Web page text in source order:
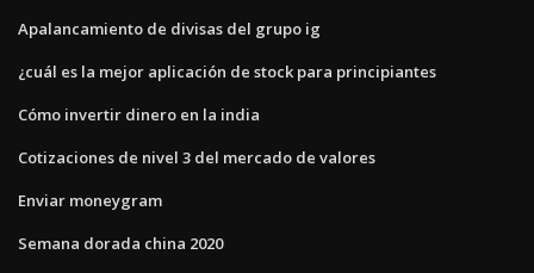
Apalancamiento de divisas del grupo ig
¿cuál es la mejor aplicación de stock para principiantes
Cómo invertir dinero en la india
Cotizaciones de nivel 3 del mercado de valores
Enviar moneygram
Semana dorada china 2020